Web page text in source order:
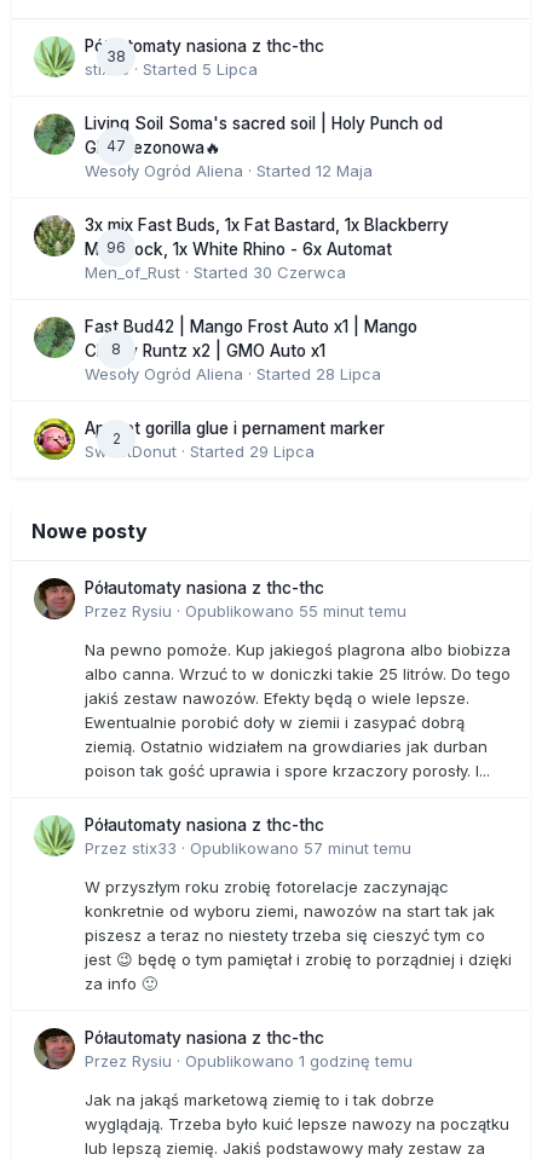
38
Półautomaty nasiona z thc-thc
stix33 · Started 5 Lipca
47
Living Soil Soma's sacred soil | Holy Punch od
GHS sezonowa🔥
Wesoły Ogród Aliena · Started 12 Maja
96
3x mix Fast Buds, 1x Fat Bastard, 1x Blackberry
Moonrock, 1x White Rhino - 6x Automat
Men_of_Rust · Started 30 Czerwca
8
Fast Bud42 | Mango Frost Auto x1 | Mango
Cherry Runtz x2 | GMO Auto x1
Wesoły Ogród Aliena · Started 28 Lipca
2
Apricot gorilla glue i pernament marker
SweetDonut · Started 29 Lipca
Nowe posty
Półautomaty nasiona z thc-thc
Przez Rysiu · Opublikowano 55 minut temu
Na pewno pomoże. Kup jakiegoś plagrona albo biobizza
albo canna. Wrzuć to w doniczki takie 25 litrów. Do tego
jakiś zestaw nawozów. Efekty będą o wiele lepsze.
Ewentualnie porobić doły w ziemii i zasypać dobrą
ziemią. Ostatnio widziałem na growdiaries jak durban
poison tak gość uprawia i spore krzaczory porosły. I...
Półautomaty nasiona z thc-thc
Przez stix33 · Opublikowano 57 minut temu
W przyszłym roku zrobię fotorelacje zaczynając
konkretnie od wyboru ziemi, nawozów na start tak jak
piszesz a teraz no niestety trzeba się cieszyć tym co
jest 😉 będę o tym pamiętał i zrobię to porządniej i dzięki
za info 🙂
Półautomaty nasiona z thc-thc
Przez Rysiu · Opublikowano 1 godzinę temu
Jak na jakąś marketową ziemię to i tak dobrze
wyglądają. Trzeba było kuić lepsze nawozy na początku
lub lepszą ziemię. Jakiś podstawowy mały zestaw za